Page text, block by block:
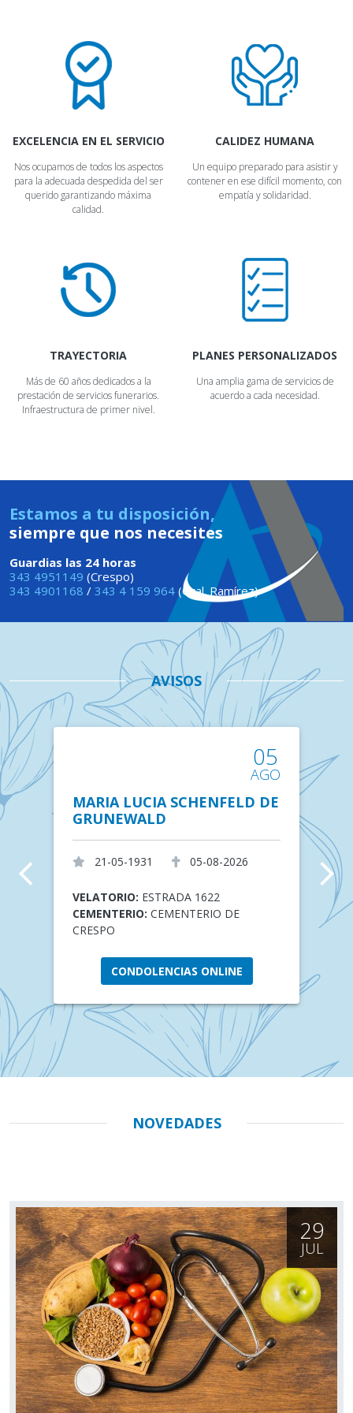
EXCELENCIA EN EL SERVICIO
Nos ocupamos de todos los aspectos
para la adecuada despedida del ser
querido garantizando máxima
calidad.
CALIDEZ HUMANA
Un equipo preparado para asistir y
contener en ese difícil momento, con
empatía y solidaridad.
TRAYECTORIA
Más de 60 años dedicados a la
prestación de servicios funerarios.
Infraestructura de primer nivel.
PLANES PERSONALIZADOS
Una amplia gama de servicios de
acuerdo a cada necesidad.
Estamos a tu disposición,
siempre que nos necesites
Guardias las 24 horas
343 4951149 (Crespo)
343 4901168 / 343 4 159 964 (Gral. Ramírez)
AVISOS
arrow_back_ios arrow_forward_ios
MARIA LUCIA SCHENFELD DE
GRUNEWALD
21-05-1931 05-08-2026
05
AGO
VELATORIO: ESTRADA 1622
CEMENTERIO: CEMENTERIO DE
CRESPO
CONDOLENCIAS ONLINE
NOVEDADES
29
JUL